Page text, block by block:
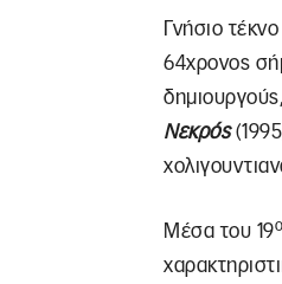
Γνήσιο
64χρονος
Νεκρός
Μέσα του 19